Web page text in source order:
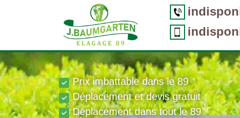
Prix imbattable dans le 89
Déplacement et devis gratuit
Déplacement dans tout le 89